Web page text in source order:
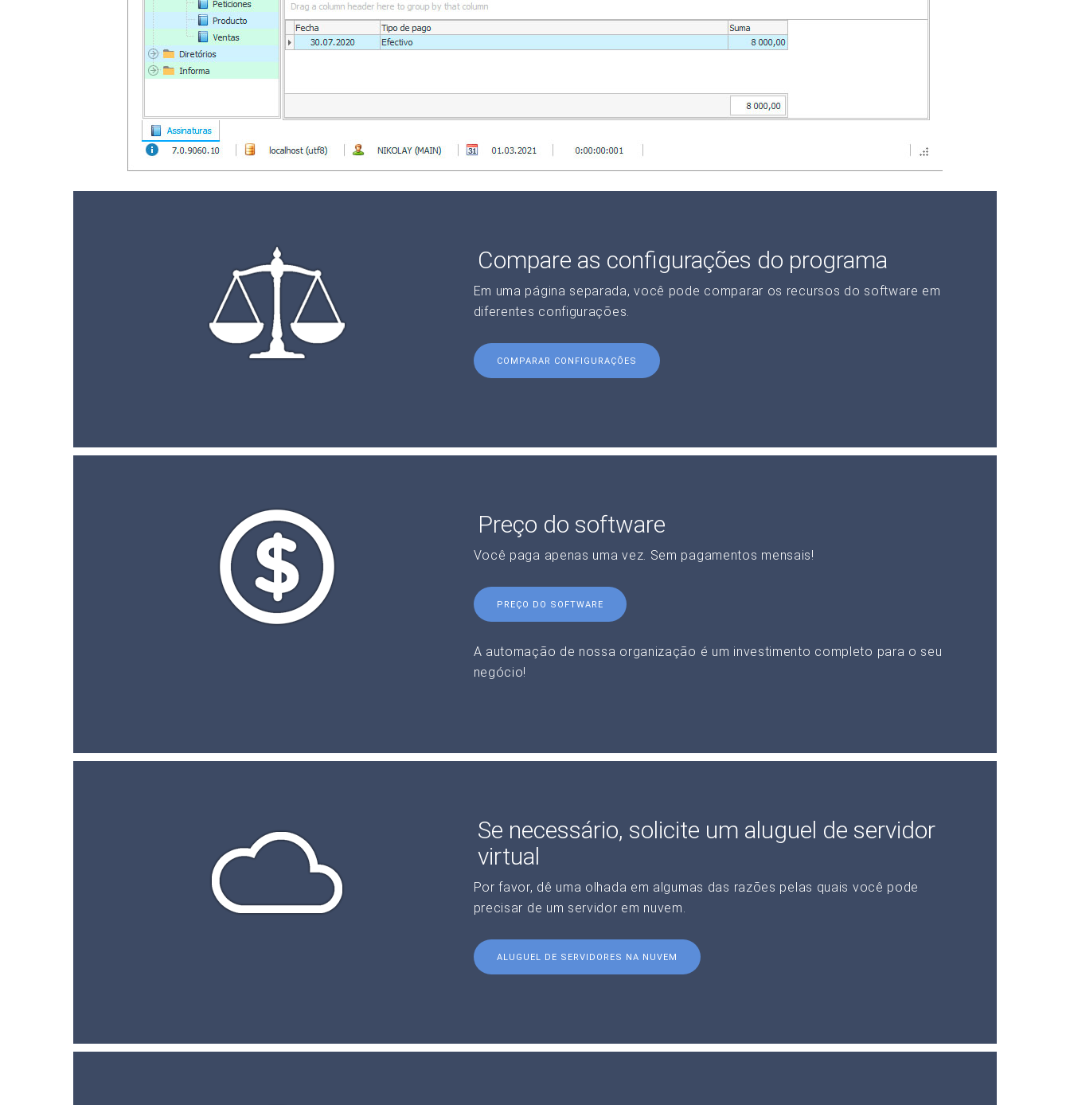
Compare as configurações do programa
Em uma página separada, você pode comparar os recursos do software em
diferentes configurações.
COMPARAR CONFIGURAÇÕES
Preço do software
Você paga apenas uma vez. Sem pagamentos mensais!
PREÇO DO SOFTWARE
A automação de nossa organização é um investimento completo para o seu
negócio!
Se necessário, solicite um aluguel de servidor
virtual
Por favor, dê uma olhada em algumas das razões pelas quais você pode
precisar de um servidor em nuvem.
ALUGUEL DE SERVIDORES NA NUVEM